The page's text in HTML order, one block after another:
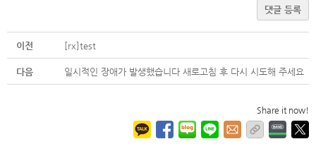
댓글 등록
이전 [rx]test
다음 일시적인 장애가 발생했습니다 새로고침 후 다시 시도해 주세요
Share it now!